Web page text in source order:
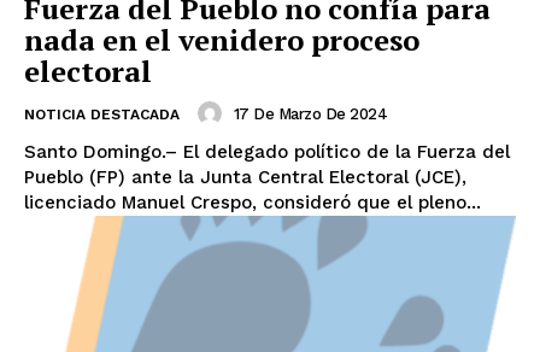
Fuerza del Pueblo no confía para
nada en el venidero proceso
electoral
NOTICIA DESTACADA 17 De Marzo De 2024
Santo Domingo.– El delegado político de la Fuerza del
Pueblo (FP) ante la Junta Central Electoral (JCE),
licenciado Manuel Crespo, consideró que el pleno...